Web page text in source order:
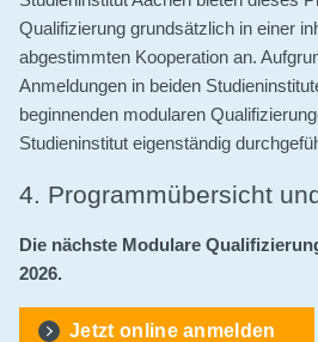
Qualifizierung grundsätzlich in einer
abgestimmten Kooperation an.
Anmeldungen in beiden
beginnenden modularen
Studieninstitut eigenständig
4. Programmübersicht
Die nächste Modulare
2026.
Jetzt online anmelden